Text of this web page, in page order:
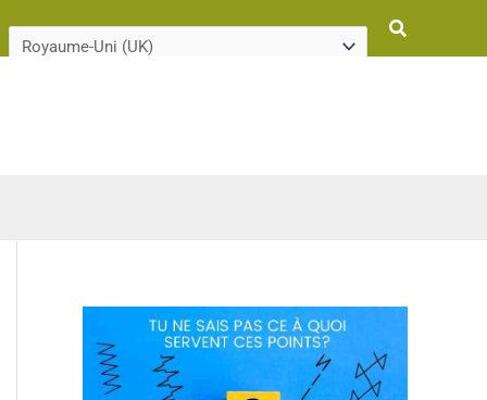
Rechercher